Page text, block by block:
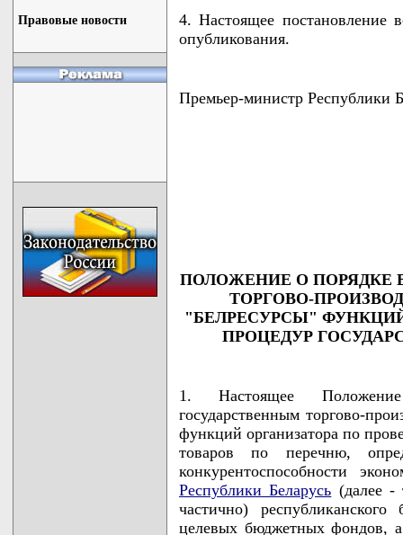
Правовые новости
4. Настоящее постановление
опубликования.
Премьер-министр
ПОЛОЖЕНИЕ О ПОРЯДКЕ
ТОРГОВО-
"БЕЛРЕСУРСЫ"
ПРОЦЕДУР
1. Настоящее
государственным торгово-
функций организатора по
товаров по перечню,
конкурентоспособности
Республики Беларусь (далее -
частично)
целевых бюджетных фондов,